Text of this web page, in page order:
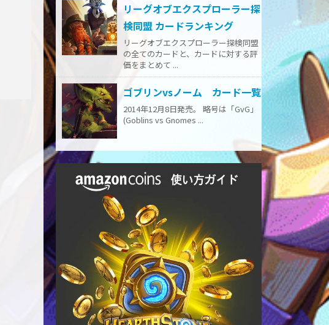
リーグオブエクスプローラー探
検同盟 カードランキング
リーグオブエクスプローラー探検同盟
の全てのカードと、カードに対する評
価をまとめて ...
ゴブリンvsノーム カード一覧
2014年12月8日発売。 略号は「GvG」
(Goblins vs Gnomes ...